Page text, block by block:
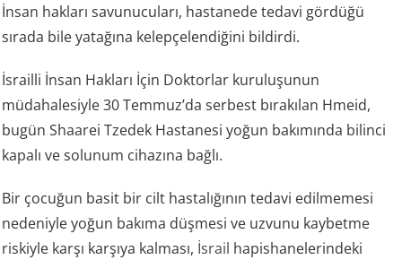
İnsan hakları savunucuları, hastanede tedavi gördüğü
sırada bile yatağına kelepçelendiğini bildirdi.
İsrailli İnsan Hakları İçin Doktorlar kuruluşunun
müdahalesiyle 30 Temmuz’da serbest bırakılan Hmeid,
bugün Shaarei Tzedek Hastanesi yoğun bakımında bilinci
kapalı ve solunum cihazına bağlı.
Bir çocuğun basit bir cilt hastalığının tedavi edilmemesi
nedeniyle yoğun bakıma düşmesi ve uzvunu kaybetme
riskiyle karşı karşıya kalması, İsrail hapishanelerindeki